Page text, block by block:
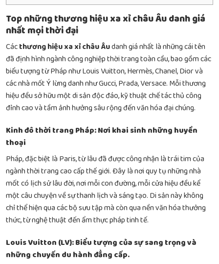
Top những thương hiệu xa xỉ châu Âu danh giá
nhất mọi thời đại
Cácthương hiệu xa xỉ châu Âudanh giá nhất là những cái tên
đã định hình ngành công nghiệp thời trang toàn cầu, bao gồm các
biểu tượng từ Pháp như Louis Vuitton, Hermès, Chanel, Dior và
các nhà mốt Ý lừng danh như Gucci, Prada, Versace. Mỗi thương
hiệu đều sở hữu một di sản độc đáo, kỹ thuật chế tác thủ công
đỉnh cao và tầm ảnh hưởng sâu rộng đến văn hóa đại chúng.
Kinh đô thời trang Pháp: Nơi khai sinh những huyền
thoại
Pháp, đặc biệt là Paris, từ lâu đã được công nhận là trái tim của
ngành thời trang cao cấp thế giới. Đây là nơi quy tụ những nhà
mốt có lịch sử lâu đời, nơi mỗi con đường, mỗi cửa hiệu đều kể
một câu chuyện về sự thanh lịch và sáng tạo. Di sản này không
chỉ thể hiện qua các bộ sưu tập mà còn qua nền văn hóa thưởng
thức, từ nghệ thuật đếnẩm thực pháptinh tế.
Louis Vuitton (LV): Biểu tượng của sự sang trọng và
những chuyến du hành đẳng cấp.